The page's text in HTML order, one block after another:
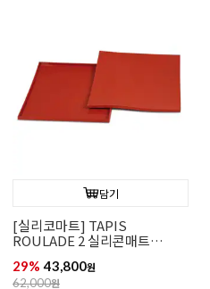
담기
[실리코마트] TAPIS
ROULADE 2 실리콘매트
29% 43,800원
62,000원